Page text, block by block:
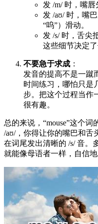
发 /m/ 时，嘴唇
发 /aʊ/ 时，嘴
“呜”）滑动。
发 /s/ 时，舌尖
这些细节决定
不要急于求成 ：
发音的提高不是一蹴
时间练习，哪怕只是
步。把这个过程当作
很有趣。
总的来说，“mouse”这个
/aʊ/，你得让你的嘴巴和舌
在词尾发出清晰的 /s/ 音。
就能像母语者一样，自信地